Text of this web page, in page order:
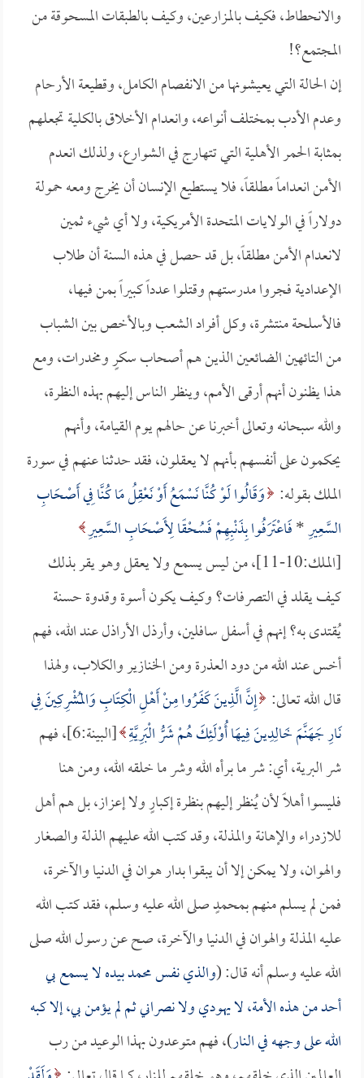
والانحطاط، فكيف بالمزارعين، وكيف بالطبقات المسحوقة من
المجتمع؟!
إن الحالة التي يعيشونها من الانفصام الكامل، وقطيعة الأرحام
وعدم الأدب بمختلف أنواعه، وانعدام الأخلاق بالكلية تجعلهم
بمثابة الحمر الأهلية التي تتهارج في الشوارع، ولذلك انعدم
الأمن انعداماً مطلقاً، فلا يستطيع الإنسان أن يخرج ومعه حمولة
دولاراً في الولايات المتحدة الأمريكية، ولا أي شيء ثمين
لانعدام الأمن مطلقاً، بل قد حصل في هذه السنة أن طلاب
الإعدادية فجروا مدرستهم وقتلوا عدداً كبيراً بمن فيها،
فالأسلحة منتشرة، وكل أفراد الشعب وبالأخص بين الشباب
من التائهين الضائعين الذين هم أصحاب سكرٍ ومخدرات، ومع
هذا يظنون أنهم أرقى الأمم، وينظر الناس إليهم بهذه النظرة،
والله سبحانه وتعالى أخبرنا عن حالهم يوم القيامة، وأنهم
يحكمون على أنفسهم بأنهم لا يعقلون، فقد حدثنا عنهم في سورة
الملك بقوله: وَقَالُوا لَوْ كُنَّا نَسْمَعُ أَوْ نَعْقِلُ مَا كُنَّا فِي أَصْحَابِ
السَّعِيرِ*فَاعْتَرَفُوا بِذَنْبِهِمْ فَسُحْقًا لِأَصْحَابِ السَّعِيرِ
[الملك:10-11]، من ليس يسمع ولا يعقل وهو يقر بذلك
كيف يقلد في التصرفات؟ وكيف يكون أسوة وقدوة حسنة
يُقتدى به؟ إنهم في أسفل سافلين، وأرذل الأراذل عند الله، فهم
أخس عند الله من دود العذرة ومن الخنازير والكلاب، ولهذا
قال الله تعالى: إِنَّ الَّذِينَ كَفَرُوا مِنْ أَهْلِ الْكِتَابِ وَالمُشْرِكِينَ فِي
نَارِ جَهَنَّمَ خَالِدِينَ فِيهَا أُوْلَئِكَ هُمْ شَرُّ الْبَرِيَّةِ
[البينة:6]، فهم
شر البرية، أي: شر ما برأه الله وشر ما خلقه الله، ومن هنا
فليسوا أهلاً لأن يُنظر إليهم بنظرة إكبارٍ ولا إعزاز، بل هم أهل
للازدراء والإهانة والمذلة، وقد كتب الله عليهم الذلة والصغار
والهوان، ولا يمكن إلا أن يبقوا بدار هوان في الدنيا والآخرة،
فمن لم يسلم منهم بمحمدٍ صلى الله عليه وسلم، فقد كتب الله
عليه المذلة والهوان في الدنيا والآخرة، صح عن رسول الله صلى
الله عليه وسلم أنه قال: (والذي نفس محمد بيده لا يسمع بي
أحد من هذه الأمة، لا يهودي ولا نصراني ثم لم يؤمن بي، إلا كبه
الله على وجهه في النار)، فهم متوعدون بهذا الوعيد من رب